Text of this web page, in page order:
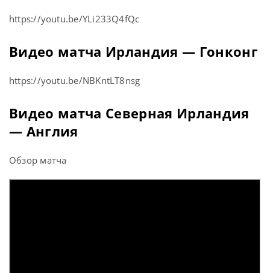
https://youtu.be/YLi233Q4fQc
Видео матча Ирландия — Гонконг
https://youtu.be/NBKntLT8nsg
Видео матча Северная Ирландия
— Англия
Обзор матча